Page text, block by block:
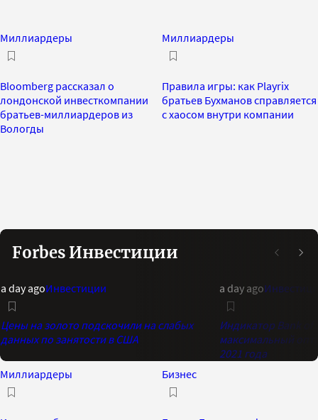
Миллиардеры
Bloomberg рассказал о
лондонской инвесткомпании
братьев-миллиардеров из
Вологды
Миллиардеры
Правила игры: как Playrix
братьев Бухманов справляется
с хаосом внутри компании
Forbes Инвестиции
a day agoИнвестиции
Цены на золото подскочили на слабых
данных по занятости в США
a day ago
Индикатор Bank of
максимальный
2021 года
Миллиардеры
Бизнес